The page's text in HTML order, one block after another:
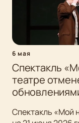
6 мая
Спектакль
театре
Спектакль «Мой